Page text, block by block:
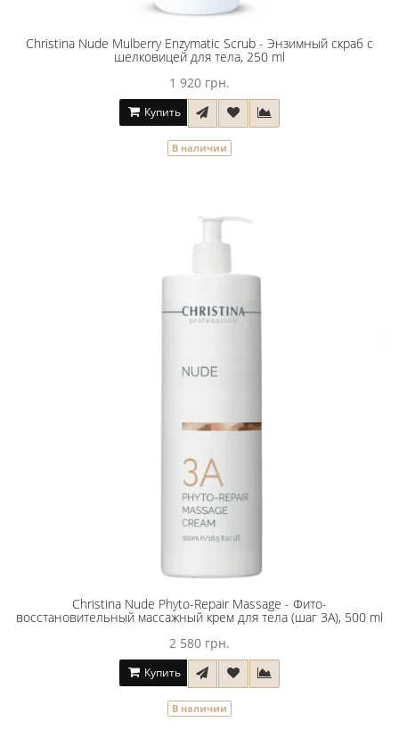
Christina Nude Mulberry Enzymatic Scrub - Энзимный скраб с
шелковицей для тела, 250 ml
1 920 грн.
Купить
В наличии
Christina Nude Phyto-Repair Massage - Фито-
восстановительный массажный крем для тела (шаг 3A), 500 ml
2 580 грн.
Купить
В наличии